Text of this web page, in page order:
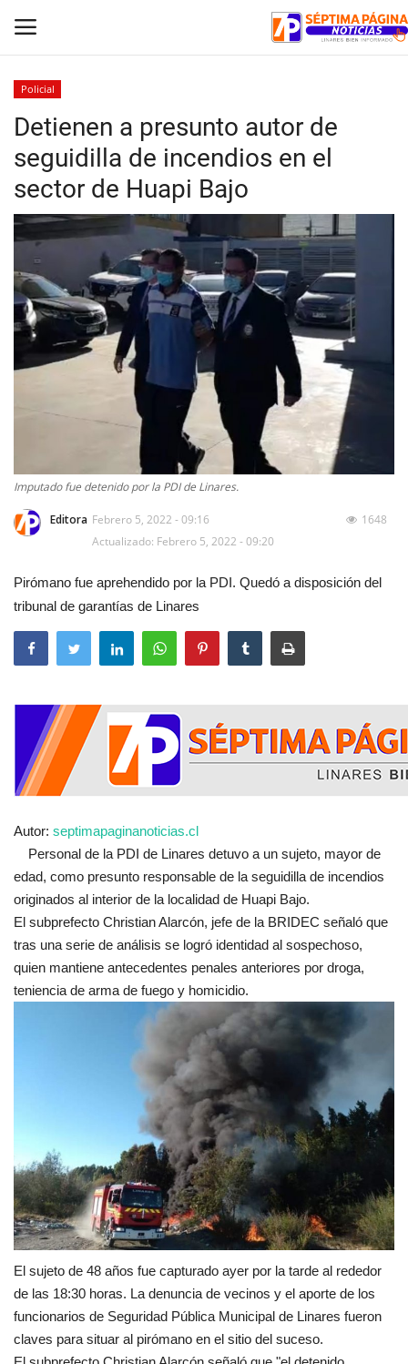
Inicio
Crónica
Policial
Tribunales
Deporte
Política
Policial
Detienen a presunto autor de
seguidilla de incendios en el
sector de Huapi Bajo
Imputado fue detenido por la PDI de Linares.
Editora Febrero 5, 2022 - 09:16
Actualizado: Febrero 5, 2022 - 09:20
1648
Pirómano fue aprehendido por la PDI. Quedó a disposición del
tribunal de garantías de Linares
Autor: septimapaginanoticias.cl
Personal de la PDI de Linares detuvo a un sujeto, mayor de
edad, como presunto responsable de la seguidilla de incendios
originados al interior de la localidad de Huapi Bajo.
El subprefecto Christian Alarcón, jefe de la BRIDEC señaló que
tras una serie de análisis se logró identidad al sospechoso,
quien mantiene antecedentes penales anteriores por droga,
teniencia de arma de fuego y homicidio.
El sujeto de 48 años fue capturado ayer por la tarde al rededor
de las 18:30 horas. La denuncia de vecinos y el aporte de los
funcionarios de Seguridad Pública Municipal de Linares fueron
claves para situar al pirómano en el sitio del suceso.